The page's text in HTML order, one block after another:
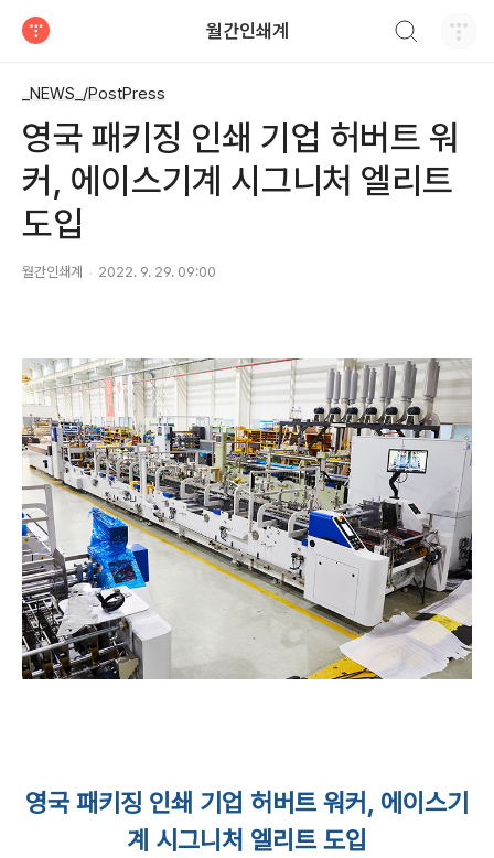
월간인쇄계
_NEWS_/PostPress
영국 패키징 인쇄 기업 허버트 워
커, 에이스기계 시그니처 엘리트
도입
월간인쇄계 2022. 9. 29. 09:00
영국 패키징 인쇄 기업 허버트 워커, 에이스기
계 시그니처 엘리트 도입